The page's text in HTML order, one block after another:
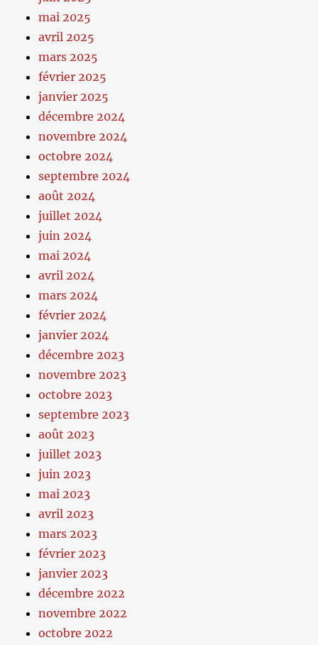
mai 2025
avril 2025
mars 2025
février 2025
janvier 2025
décembre 2024
novembre 2024
octobre 2024
septembre 2024
août 2024
juillet 2024
juin 2024
mai 2024
avril 2024
mars 2024
février 2024
janvier 2024
décembre 2023
novembre 2023
octobre 2023
septembre 2023
août 2023
juillet 2023
juin 2023
mai 2023
avril 2023
mars 2023
février 2023
janvier 2023
décembre 2022
novembre 2022
octobre 2022